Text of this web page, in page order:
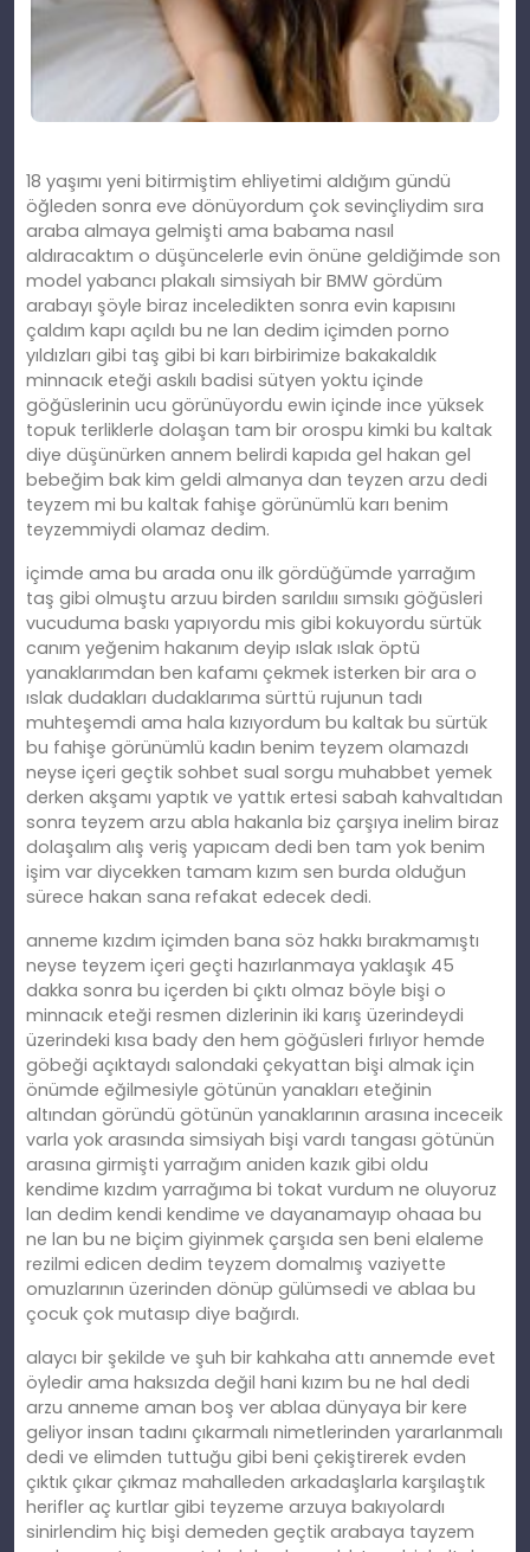
18 yaşımı yeni bitirmiştim ehliyetimi aldığım gündü
öğleden sonra eve dönüyordum çok sevinçliydim sıra
araba almaya gelmişti ama babama nasıl
aldıracaktım o düşüncelerle evin önüne geldiğimde son
model yabancı plakalı simsiyah bir BMW gördüm
arabayı şöyle biraz inceledikten sonra evin kapısını
çaldım kapı açıldı bu ne lan dedim içimden porno
yıldızları gibi taş gibi bi karı birbirimize bakakaldık
minnacık eteği askılı badisi sütyen yoktu içinde
göğüslerinin ucu görünüyordu ewin içinde ince yüksek
topuk terliklerle dolaşan tam bir orospu kimki bu kaltak
diye düşünürken annem belirdi kapıda gel hakan gel
bebeğim bak kim geldi almanya dan teyzen arzu dedi
teyzem mi bu kaltak fahişe görünümlü karı benim
teyzemmiydi olamaz dedim.
içimde ama bu arada onu ilk gördüğümde yarrağım
taş gibi olmuştu arzuu birden sarıldııı sımsıkı göğüsleri
vucuduma baskı yapıyordu mis gibi kokuyordu sürtük
canım yeğenim hakanım deyip ıslak ıslak öptü
yanaklarımdan ben kafamı çekmek isterken bir ara o
ıslak dudakları dudaklarıma sürttü rujunun tadı
muhteşemdi ama hala kızıyordum bu kaltak bu sürtük
bu fahişe görünümlü kadın benim teyzem olamazdı
neyse içeri geçtik sohbet sual sorgu muhabbet yemek
derken akşamı yaptık ve yattık ertesi sabah kahvaltıdan
sonra teyzem arzu abla hakanla biz çarşıya inelim biraz
dolaşalım alış veriş yapıcam dedi ben tam yok benim
işim var diycekken tamam kızım sen burda olduğun
sürece hakan sana refakat edecek dedi.
anneme kızdım içimden bana söz hakkı bırakmamıştı
neyse teyzem içeri geçti hazırlanmaya yaklaşık 45
dakka sonra bu içerden bi çıktı olmaz böyle bişi o
minnacık eteği resmen dizlerinin iki karış üzerindeydi
üzerindeki kısa bady den hem göğüsleri fırlıyor hemde
göbeği açıktaydı salondaki çekyattan bişi almak için
önümde eğilmesiyle götünün yanakları eteğinin
altından göründü götünün yanaklarının arasına inceceik
varla yok arasında simsiyah bişi vardı tangası götünün
arasına girmişti yarrağım aniden kazık gibi oldu
kendime kızdım yarrağıma bi tokat vurdum ne oluyoruz
lan dedim kendi kendime ve dayanamayıp ohaaa bu
ne lan bu ne biçim giyinmek çarşıda sen beni elaleme
rezilmi edicen dedim teyzem domalmış vaziyette
omuzlarının üzerinden dönüp gülümsedi ve ablaa bu
çocuk çok mutasıp diye bağırdı.
alaycı bir şekilde ve şuh bir kahkaha attı annemde evet
öyledir ama haksızda değil hani kızım bu ne hal dedi
arzu anneme aman boş ver ablaa dünyaya bir kere
geliyor insan tadını çıkarmalı nimetlerinden yararlanmalı
dedi ve elimden tuttuğu gibi beni çekiştirerek evden
çıktık çıkar çıkmaz mahalleden arkadaşlarla karşılaştık
herifler aç kurtlar gibi teyzeme arzuya bakıyolardı
sinirlendim hiç bişi demeden geçtik arabaya tayzem